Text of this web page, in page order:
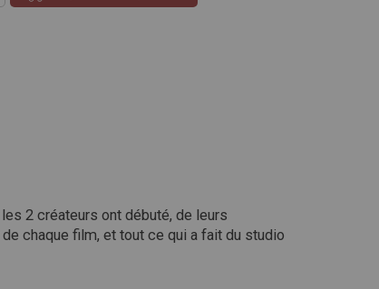
2 créateurs ont débuté, de leurs
chaque film, et tout ce qui a fait du studio